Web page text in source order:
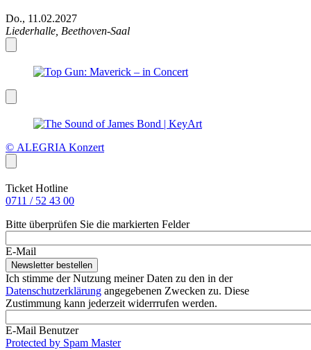
Do., 11.02.2027
Liederhalle, Beethoven-Saal
© ALEGRIA Konzert
Ticket Hotline
0711 / 52 43 00
Bitte überprüfen Sie die markierten Felder
E-Mail
Ich stimme der Nutzung meiner Daten zu den in der
Datenschutzerklärung angegebenen Zwecken zu. Diese
Zustimmung kann jederzeit widerrrufen werden.
E-Mail Benutzer
Protected by Spam Master